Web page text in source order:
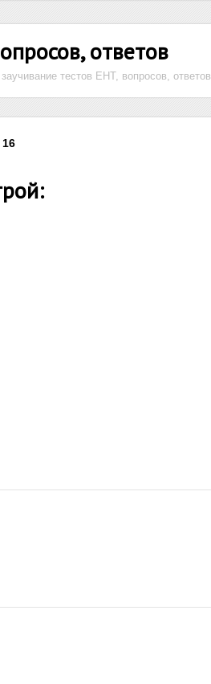
ответов
тестов ЕНТ, вопросов, ответов